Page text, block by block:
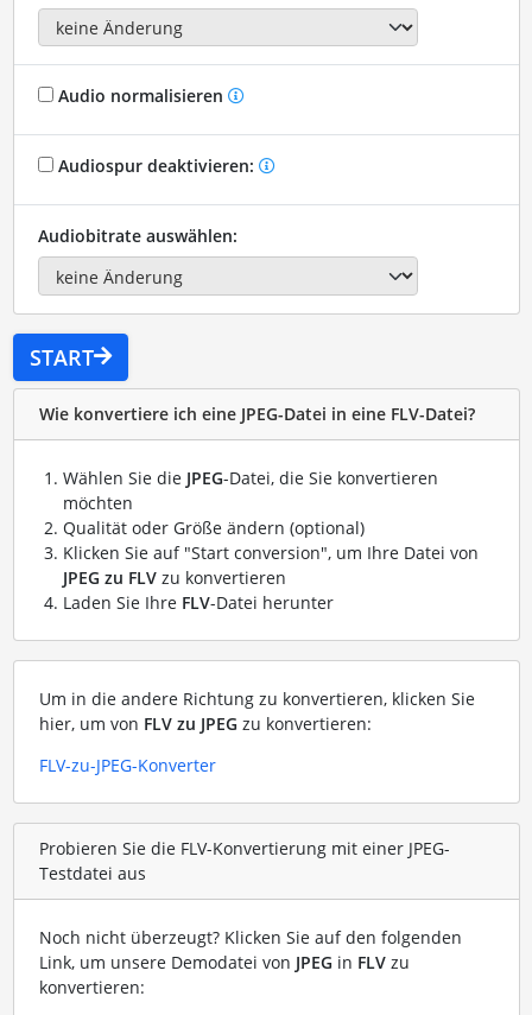
Audio normalisieren
Audiospur deaktivieren:
Audiobitrate auswählen:
START
Wie konvertiere ich eine JPEG-Datei in eine FLV-Datei?
Wählen Sie die JPEG-Datei, die Sie konvertieren
möchten
Qualität oder Größe ändern (optional)
Klicken Sie auf "Start conversion", um Ihre Datei von
JPEG zu FLVzu konvertieren
Laden Sie Ihre FLV-Datei herunter
Um in die andere Richtung zu konvertieren, klicken Sie
hier, um von FLV zu JPEG zu konvertieren:
FLV-zu-JPEG-Konverter
Probieren Sie die FLV-Konvertierung mit einer JPEG-
Testdatei aus
Noch nicht überzeugt? Klicken Sie auf den folgenden
Link, um unsere Demodatei von JPEG in FLVzu
konvertieren: